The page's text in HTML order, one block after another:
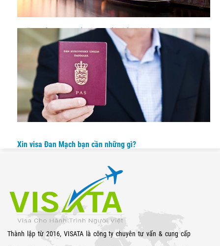
Những điều bạn nhất định phải biết khi xin visa Đan Mạch
thăm người thân
Xin visa Đan Mạch bạn cần những gì?
Thành lập từ 2016, VISATA là công ty chuyên tư vấn & cung cấp